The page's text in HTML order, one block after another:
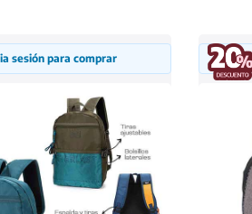
sesión para comprar